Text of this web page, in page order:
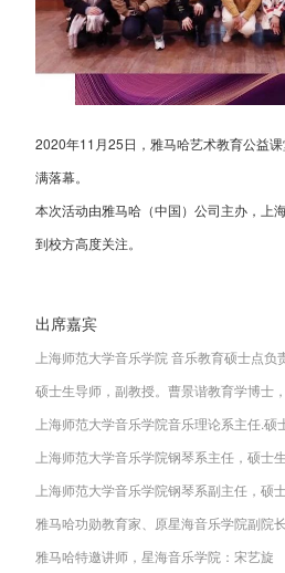
2020年11月25日，雅马哈艺术教育公益
满落幕。
本次活动由雅马哈（中国）公司主办，上
到校方高度关注。
出席嘉宾
上海师范大学音乐学院 音乐教育硕士点负
硕士生导师，副教授。曹景谐教育学博士，
上海师范大学音乐学院音乐理论系主任.硕
上海师范大学音乐学院钢琴系主任，硕士
上海师范大学音乐学院钢琴系副主任，硕
雅马哈功勋教育家、原星海音乐学院副院
雅马哈特邀讲师，星海音乐学院：宋艺旋